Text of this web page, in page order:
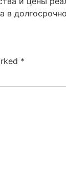
в
*